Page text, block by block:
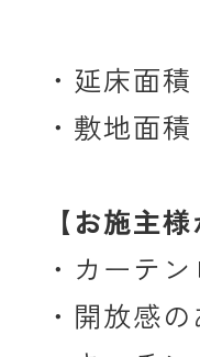
・延床面
・敷地面
【お施主
・カーテ
・開放感